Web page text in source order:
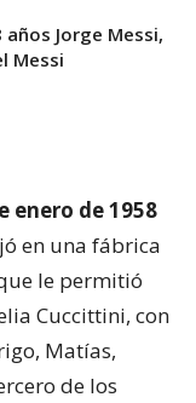
Jorge Messi,
Messi
enero de 1958
en una fábrica
le permitió
Cuccittini, con
Matías,
de los